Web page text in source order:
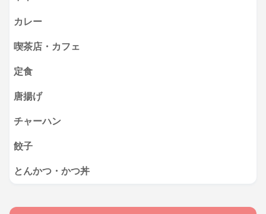
カレー
喫茶店・カフェ
定食
唐揚げ
チャーハン
餃子
とんかつ・かつ丼